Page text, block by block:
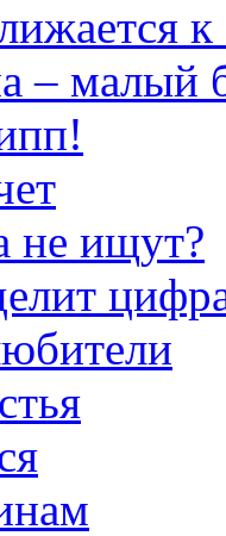
– малый
не ищут?